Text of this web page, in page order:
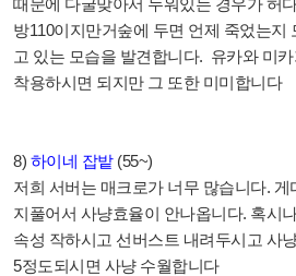
때문에 다굴맞아서 누워있는 경우가 허
방110이지만거숲에 두면 언제 죽었는지
고 있는 모습을 발견합니다. 유카와 미
착용하시면 되지만 그 또한 미미합니다
8) 하이네 잡밭(55~)
저희 서버는 매크로가 너무 많습니다. 게
지풀어서 사냥효율이 안나옵니다. 혹시
속성 작하시고 선버스트 내려두시고 사
5정도되시면 사냥 수월합니다